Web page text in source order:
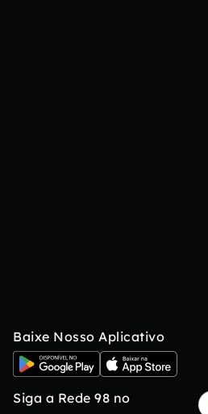
Baixe Nosso Aplicativo
Siga a Rede 98 no